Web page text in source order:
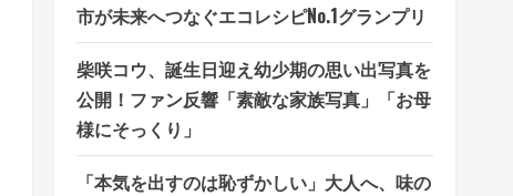
市が未来へつなぐエコレシピNo.1グランプリ
柴咲コウ、誕生日迎え幼少期の思い出写真を
公開！ファン反響「素敵な家族写真」「お母
様にそっくり」
「本気を出すのは恥ずかしい」大人へ、味の